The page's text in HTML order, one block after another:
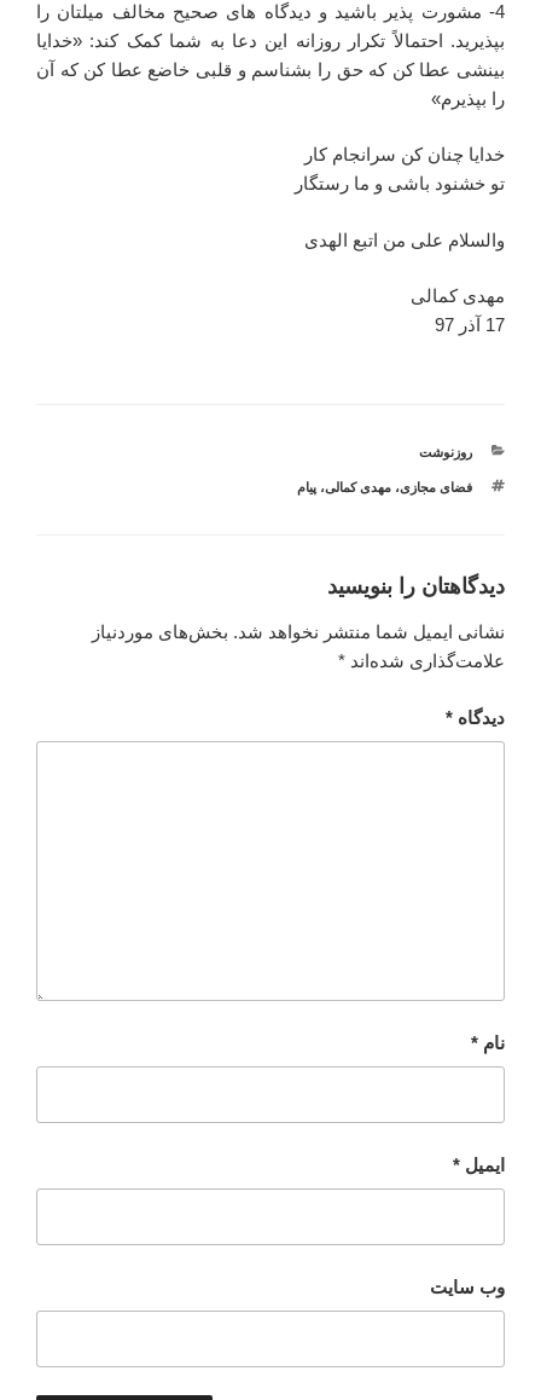
4- مشورت پذیر باشید و دیدگاه های صحیح مخالف میلتان را
بپذیرید. احتمالاً تکرار روزانه این دعا به شما کمک کند: «خدایا
بینشی عطا کن که حق را بشناسم و قلبی خاضع عطا کن که آن
را بپذیرم»
خدایا چنان کن سرانجام کار
تو خشنود باشی و ما رستگار
والسلام علی من اتبع الهدی
مهدی کمالی
17 آذر 97
دسته‌ها
روزنوشت
برچسب‌ها
فضای مجازی،مهدی کمالی،پیام
دیدگاهتان را بنویسید
نشانی ایمیل شما منتشر نخواهد شد. بخش‌های موردنیاز
علامت‌گذاری شده‌اند *
دیدگاه *
نام *
ایمیل *
وب‌ سایت